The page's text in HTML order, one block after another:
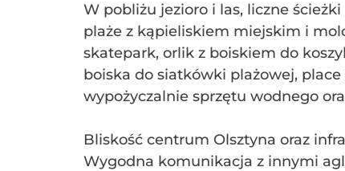
W pobliżu jezioro i las, liczne
plaże z kąpieliskiem miejskim i
skatepark, orlik z boiskiem do
boiska do siatkówki plażowej,
wypożyczalnie sprzętu wodnego
Bliskość centrum Olsztyna oraz
Wygodna komunikacja z innymi